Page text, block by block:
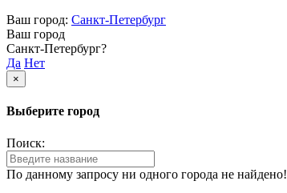
Ваш город: Санкт-Петербург
Ваш город
Санкт-Петербург?
Да Нет
×
Выберите город
Поиск:
По данному запросу ни одного города не найдено!